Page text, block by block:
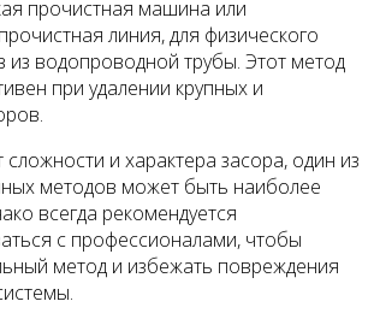
прочистная машина или
линия, для физического
из водопроводной трубы. Этот метод
при удалении крупных и
и характера засора, один из
методов может быть наиболее
всегда рекомендуется
с профессионалами, чтобы
метод и избежать повреждения